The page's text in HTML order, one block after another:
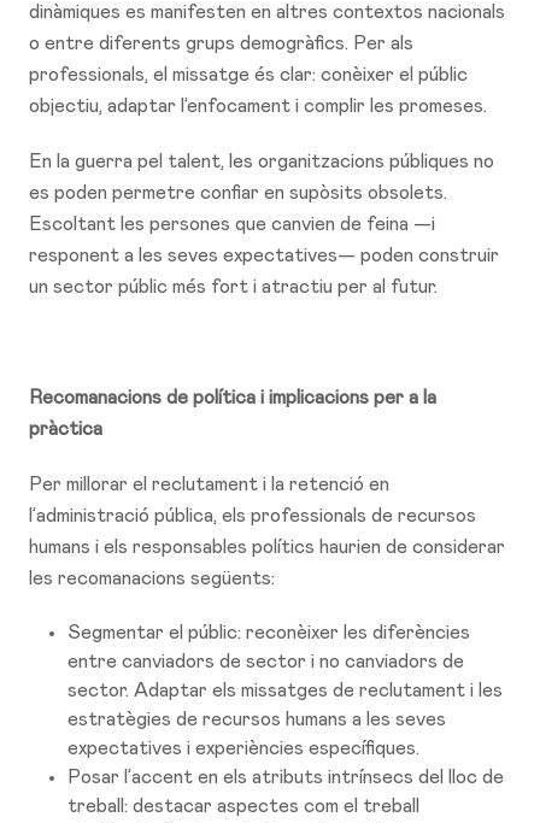
dinàmiques es manifesten en altres contextos nacionals
o entre diferents grups demogràfics. Per als
professionals, el missatge és clar: conèixer el públic
objectiu, adaptar l’enfocament i complir les promeses.
En la guerra pel talent, les organitzacions públiques no
es poden permetre confiar en supòsits obsolets.
Escoltant les persones que canvien de feina —i
responent a les seves expectatives— poden construir
un sector públic més fort i atractiu per al futur.
Recomanacions de política i implicacions per a la
pràctica
Per millorar el reclutament i la retenció en
l’administració pública, els professionals de recursos
humans i els responsables polítics haurien de considerar
les recomanacions següents:
Segmentar el públic: reconèixer les diferències
entre canviadors de sector i no canviadors de
sector. Adaptar els missatges de reclutament i les
estratègies de recursos humans a les seves
expectatives i experiències específiques.
Posar l’accent en els atributs intrínsecs del lloc de
treball: destacar aspectes com el treball